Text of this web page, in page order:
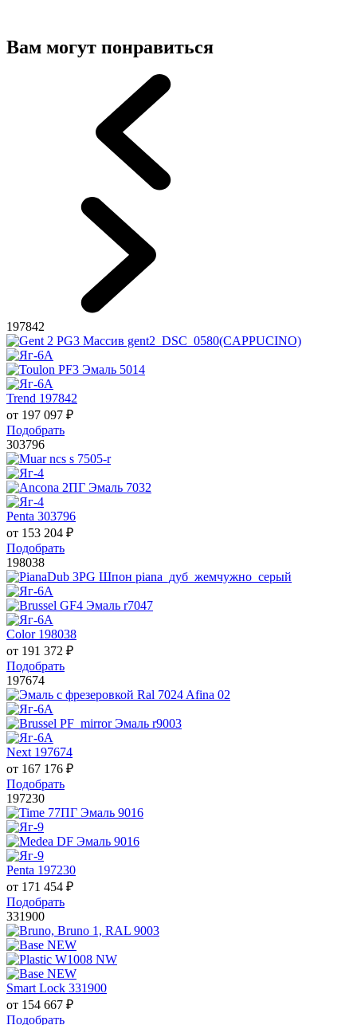
Вам могут понравиться
197842
Trend 197842
от 197 097 ₽
Подобрать
303796
Penta 303796
от 153 204 ₽
Подобрать
198038
Color 198038
от 191 372 ₽
Подобрать
197674
Next 197674
от 167 176 ₽
Подобрать
197230
Penta 197230
от 171 454 ₽
Подобрать
331900
Smart Lock 331900
от 154 667 ₽
Подобрать